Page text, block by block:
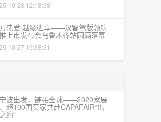
10-28 12:18:38
热爱·越级进享——汉智驾版领航
上市发布会乌鲁木齐站圆满落幕
10-27 16:38:31
波出发，链接全球——2029家展
超100国买家共赴CAPAFAIR“出
约”